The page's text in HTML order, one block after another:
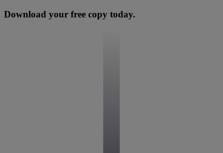
Download your free copy today.